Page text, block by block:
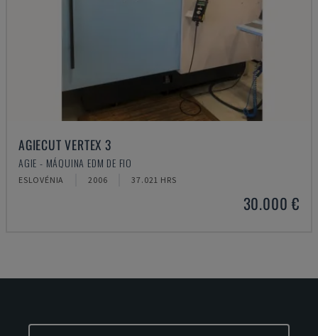
AGIECUT VERTEX 3
AGIE - MÁQUINA EDM DE FIO
ESLOVÉNIA 2006 37.021 HRS
30.000 €